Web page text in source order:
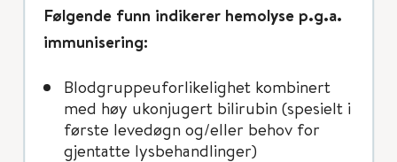
Følgende funn indikerer hemolyse p.g.a.
immunisering:
Blodgruppeuforlikelighet kombinert
med høy ukonjugert bilirubin (spesielt i
første levedøgn og/eller behov for
gjentatte lysbehandlinger)